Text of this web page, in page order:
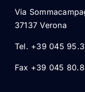
Via
37137 Verona
Tel. +39 045
Fax +39 045